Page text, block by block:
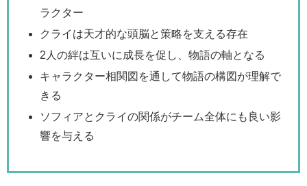
ラクター
クライは天才的な頭脳と策略を支える存在
2人の絆は互いに成長を促し、物語の軸となる
キャラクター相関図を通して物語の構図が理解で
きる
ソフィアとクライの関係がチーム全体にも良い影
響を与える